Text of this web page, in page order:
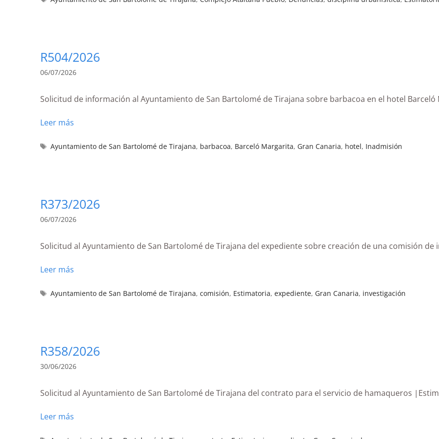
R504/2026
06/07/2026
Solicitud de información al Ayuntamiento de San Bartolomé de Tirajana sobre barbacoa en el hotel
Leer más
Ayuntamiento de San Bartolomé de Tirajana, barbacoa, Barceló Margarita, Gran Canaria, hotel, Inadmisión
R373/2026
06/07/2026
Solicitud al Ayuntamiento de San Bartolomé de Tirajana del expediente sobre creación de una comisión
Leer más
Ayuntamiento de San Bartolomé de Tirajana,comisión, Estimatoria,expediente, Gran Canaria, investigación
R358/2026
30/06/2026
Solicitud al Ayuntamiento de San Bartolomé de Tirajana del contrato para el servicio de hamaqueros
Leer más